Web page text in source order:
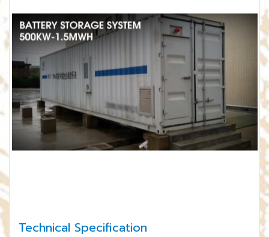
Technical Specification